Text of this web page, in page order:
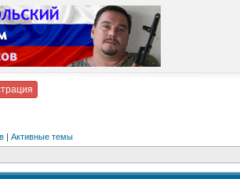
| Активные темы